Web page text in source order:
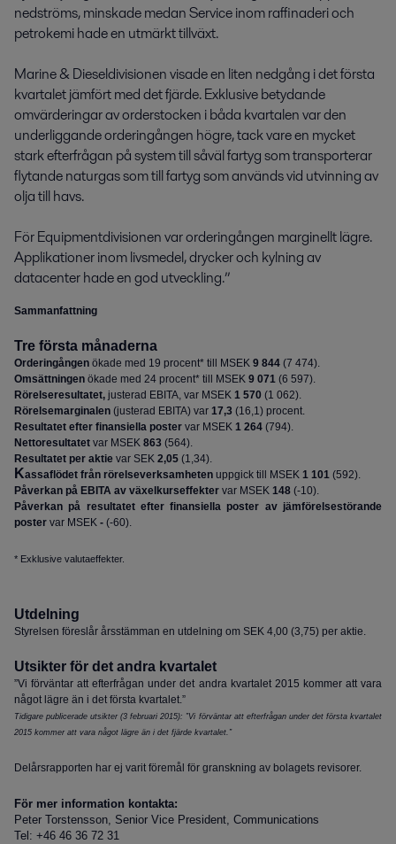
nedströms, minskade medan Service inom raffinaderi och
petrokemi hade en utmärkt tillväxt.
Marine & Dieseldivisionen visade en liten nedgång i det första
kvartalet jämfört med det fjärde. Exklusive betydande
omvärderingar av orderstocken i båda kvartalen var den
underliggande orderingången högre, tack vare en mycket
stark efterfrågan på system till såväl fartyg som transporterar
flytande naturgas som till fartyg som används vid utvinning av
olja till havs.
För Equipmentdivisionen var orderingången marginellt lägre.
Applikationer inom livsmedel, drycker och kylning av
datacenter hade en god utveckling.”
Sammanfattning
Tre första månaderna
Orderingången ökade med 19 procent* till MSEK 9 844 (7 474).
Omsättningen ökade med 24 procent* till MSEK 9 071 (6 597).
Rörelseresultatet, justerad EBITA, var MSEK 1 570 (1 062).
Rörelsemarginalen (justerad EBITA) var 17,3 (16,1) procent.
Resultatet efter finansiella poster var MSEK 1 264 (794).
Nettoresultatet var MSEK 863 (564).
Resultatet per aktie var SEK 2,05 (1,34).
Kassaflödet från rörelseverksamheten uppgick till MSEK 1 101 (592).
Påverkan på EBITA av växelkurseffekter var MSEK 148 (-10).
Påverkan på resultatet efter finansiella poster av jämförelsestörande
poster var MSEK - (-60).
* Exklusive valutaeffekter.
Utdelning
Styrelsen föreslår årsstämman en utdelning om SEK 4,00 (3,75) per aktie.
Utsikter för det andra kvartalet
”Vi förväntar att efterfrågan under det andra kvartalet 2015 kommer att vara
något lägre än i det första kvartalet.”
Tidigare publicerade utsikter (3 februari 2015): ”Vi förväntar att efterfrågan under det första kvartalet
2015 kommer att vara något lägre än i det fjärde kvartalet.”
Delårsrapporten har ej varit föremål för granskning av bolagets revisorer.
För mer information kontakta:
Peter Torstensson, Senior Vice President, Communications
Tel: +46 46 36 72 31